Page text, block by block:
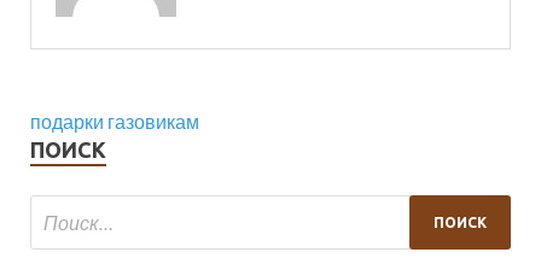
подарки газовикам
ПОИСК